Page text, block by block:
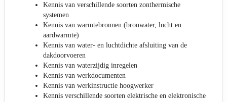
Kennis van verschillende soorten zonthermische
systemen
Kennis van warmtebronnen (bronwater, lucht en
aardwarmte)
Kennis van water- en luchtdichte afsluiting van de
dakdoorvoeren
Kennis van waterzijdig inregelen
Kennis van werkdocumenten
Kennis van werkinstructie hoogwerker
Kennis verschillende soorten elektrische en elektronische